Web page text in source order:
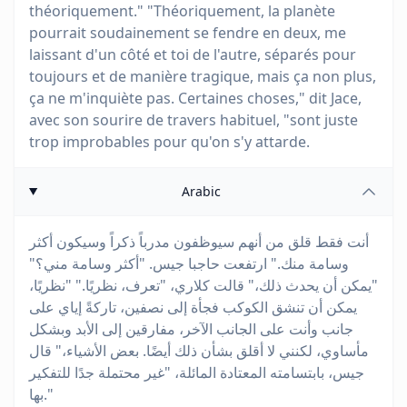
théoriquement." "Théoriquement, la planète
pourrait soudainement se fendre en deux, me
laissant d'un côté et toi de l'autre, séparés pour
toujours et de manière tragique, mais ça non plus,
ça ne m'inquiète pas. Certaines choses," dit Jace,
avec son sourire de travers habituel, "sont juste
trop improbables pour qu'on s'y attarde.
Arabic
أنت فقط قلق من أنهم سيوظفون مدرباً ذكراً وسيكون أكثر
وسامة منك." ارتفعت حاجبا جيس. "أكثر وسامة مني؟"
"يمكن أن يحدث ذلك،" قالت كلاري، "تعرف، نظريًا." "نظريًا،
يمكن أن تنشق الكوكب فجأة إلى نصفين، تاركةً إياي على
جانب وأنت على الجانب الآخر، مفارقين إلى الأبد وبشكل
مأساوي، لكنني لا أقلق بشأن ذلك أيضًا. بعض الأشياء،" قال
جيس، بابتسامته المعتادة المائلة، "غير محتملة جدًا للتفكير
بها."